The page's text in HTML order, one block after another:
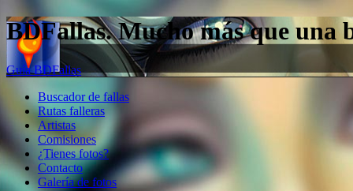
BDFallas. Mucho más que una
Guía BDFallas
Buscador de fallas
Rutas falleras
Artistas
Comisiones
¿Tienes fotos?
Contacto
Galería de fotos